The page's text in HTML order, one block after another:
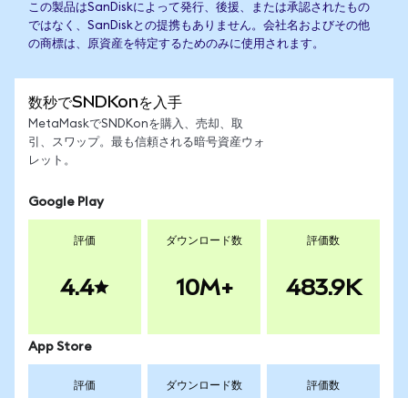
この製品はSanDiskによって発行、後援、または承認されたもの
ではなく、SanDiskとの提携もありません。会社名およびその他
の商標は、原資産を特定するためのみに使用されます。
数秒でSNDKonを入手
MetaMaskでSNDKonを購入、売却、取
引、スワップ。最も信頼される暗号資産ウォ
レット。
Google Play
評価
4.4
ダウンロード数
10M+
評価数
483.9K
App Store
評価 ダウンロード数 評価数